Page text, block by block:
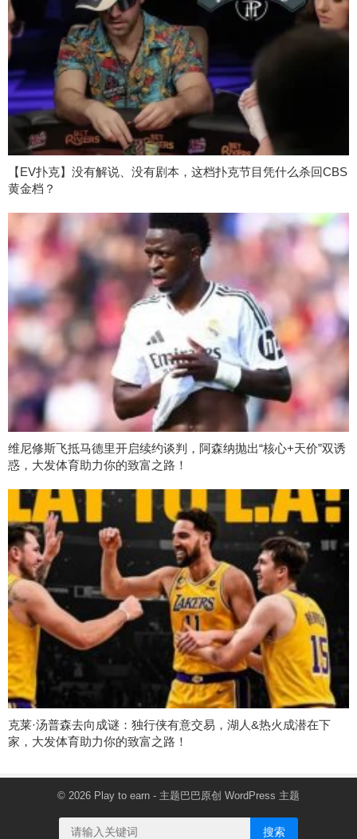
【EV扑克】没有解说、没有剧本，这档扑克节目凭什么杀回CBS
黄金档？
维尼修斯飞抵马德里开启续约谈判，阿森纳抛出“核心+天价”双诱
惑，大发体育助力你的致富之路！
克莱·汤普森去向成谜：独行侠有意交易，湖人&热火成潜在下
家，大发体育助力你的致富之路！
© 2026 Play to earn - 主题巴巴原创 WordPress 主题
搜索